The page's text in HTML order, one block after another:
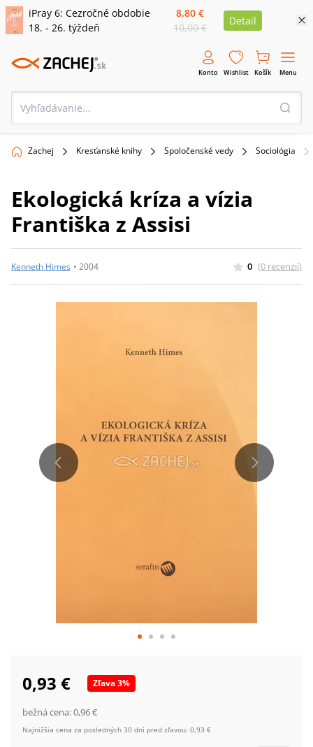
iPray 6: Cezročné obdobie
18. - 26. týždeň
8,80 €
10,00 €
Detail
Konto Wishlist Košík Menu
Zachej Kresťanské knihy Spoločenské vedy Sociológia
Ekologická kríza a vízia
Františka z Assisi
Kenneth Himes • 2004 0 (0 recenzií)
0,93 € Zľava3%
bežná cena:0,96 €
Najnižšia cena za posledných 30 dní pred zľavou: 0,93 €